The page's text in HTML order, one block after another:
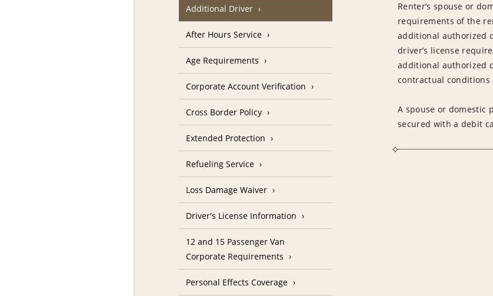
Additional Driver
Renter’s spouse or
requirements of the
additional authorized
driver’s license
additional authorized
contractual conditions
A spouse or
secured with a debit
After Hours Service
Age Requirements
Corporate Account Verification
Cross Border Policy
Extended Protection
Refueling Service
Loss Damage Waiver
Driver's License Information
12 and 15 Passenger Van
Corporate Requirements
Personal Effects Coverage